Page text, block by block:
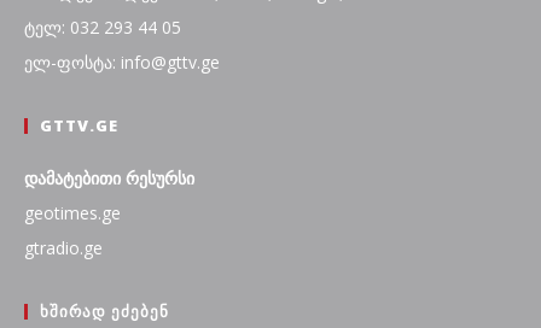
ტელ: 032 293 44 05
ელ-ფოსტა: info@gttv.ge
GTTV.GE
დამატებითი რესურსი
geotimes.ge
gtradio.ge
ᲮᲨᲘᲠᲐᲓ ᲔᲫᲔᲑᲔᲜ